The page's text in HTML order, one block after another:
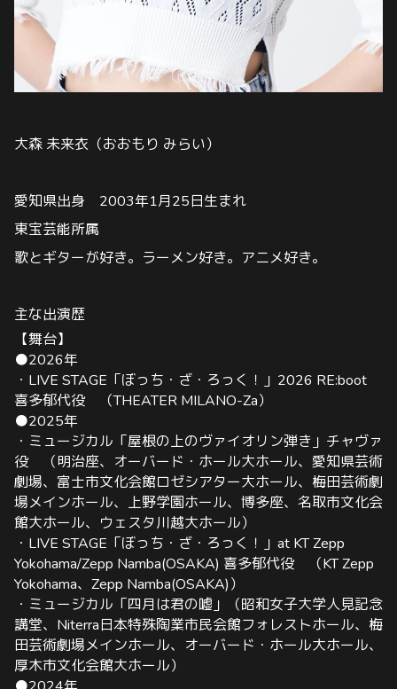
大森 未来衣（おおもり みらい）
愛知県出身 2003年1月25日生まれ
東宝芸能所属
歌とギターが好き。ラーメン好き。アニメ好き。
主な出演歴
【舞台】
●2026年
・ LIVE STAGE「ぼっち・ざ・ろっく！」2026 RE:boot
喜多郁代役 （THEATER MILANO-Za）
●2025年
・ミュージカル「屋根の上のヴァイオリン弾き」チャヴァ
役 （明治座、オーバード・ホール大ホール、愛知県芸術
劇場、富士市文化会館ロゼシアター大ホール、梅田芸術劇
場メインホール、上野学園ホール、博多座、名取市文化会
館大ホール、ウェスタ川越大ホール）
・LIVE STAGE「ぼっち・ざ・ろっく！」 at KT Zepp
Yokohama/Zepp Namba(OSAKA) 喜多郁代役 （KT Zepp
Yokohama、Zepp Namba(OSAKA)）
・ミュージカル「四月は君の嘘」（昭和女子大学人見記念
講堂、Niterra日本特殊陶業市民会館フォレストホール、梅
田芸術劇場メインホール、オーバード・ホール大ホール、
厚木市文化会館大ホール）